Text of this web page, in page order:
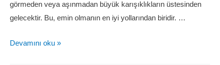
görmeden veya aşınmadan büyük karışıklıkların üstesinden
gelecektir. Bu, emin olmanın en iyi yollarından biridir. …
Devamını oku »